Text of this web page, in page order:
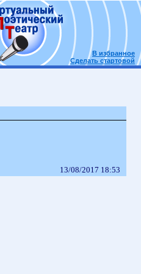
В избранное
Сделать стартовой
13/08/2017 18:53